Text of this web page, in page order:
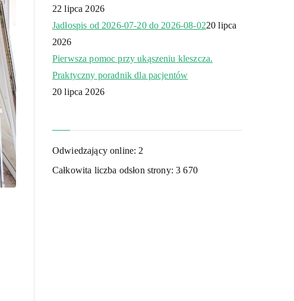
22 lipca 2026
Jadłospis od 2026-07-20 do 2026-08-0220 lipca
2026
Pierwsza pomoc przy ukąszeniu kleszcza.
Praktyczny poradnik dla pacjentów
20 lipca 2026
Odwiedzający online: 2
Całkowita liczba odsłon strony:3 670